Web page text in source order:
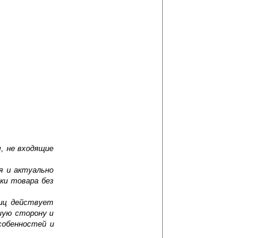
не входящие
и актуально
товара без
действует
сторону и
и